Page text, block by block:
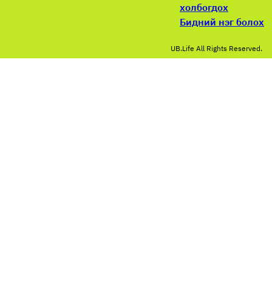
холбогдох
Бидний нэг болох
UB.Life All Rights Reserved.